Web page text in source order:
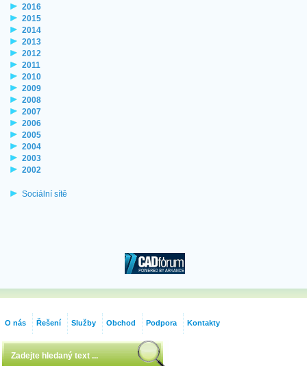
2016
2015
2014
2013
2012
2011
2010
2009
2008
2007
2006
2005
2004
2003
2002
Sociální sítě
O nás Řešení Služby Obchod Podpora Kontakty